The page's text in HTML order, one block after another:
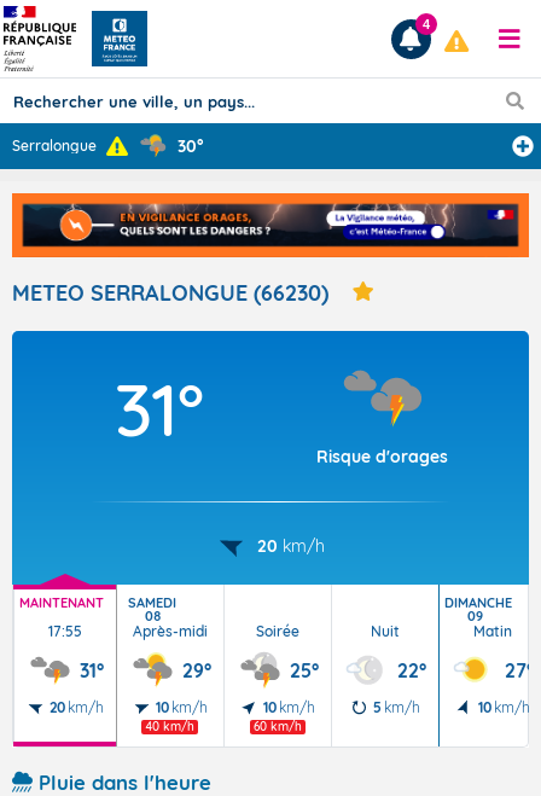
Prévisions
TOUS LES RÉSULTATS
Articles
4
Serralongue 30°
METEO SERRALONGUE (66230)
31°
Risque d'orages
20 km/h
MAINTENANT
17:55
31°
20 km/h
SAMEDI
08
Après-midi
29°
10 km/h
40 km/h
Soirée
25°
10 km/h
60 km/h
Nuit
22°
5 km/h
DIMANCHE
09
Matin
27°
10 km/h
Pluie dans l'heure